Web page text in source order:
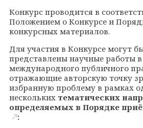
Конкурс проводится в
Положением о Конкурсе и
конкурсных материалов.
Для участия в Конкурсе могут
представлены научные работы
международного публичного
отражающие авторскую точку
избранную проблему в рамках
нескольких тематических
определяемых в Порядке
: